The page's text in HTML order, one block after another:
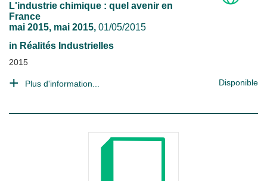
L'industrie chimique : quel avenir en
France
mai 2015, mai 2015, 01/05/2015
in Réalités Industrielles
2015
Plus d'information... Disponible